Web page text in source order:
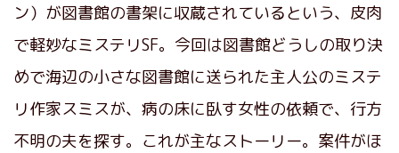
ン）が図書館の書架に収蔵されているという、皮肉
で軽妙なミステリSF。今回は図書館どうしの取り決
めで海辺の小さな図書館に送られた主人公のミステ
リ作家スミスが、病の床に臥す女性の依頼で、行方
不明の夫を探す。これが主なストーリー。案件がほ